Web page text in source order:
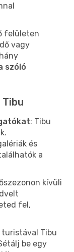
felületen
vagy
szóló
: Tibu
és
a
kívüli
fel,
turistával Tibu
be egy